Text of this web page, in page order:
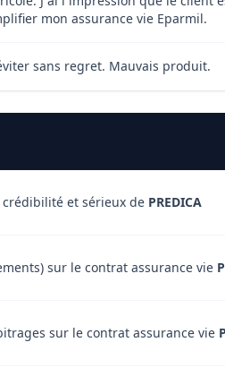
mon assurance vie Eparmil.
sans regret. Mauvais produit.
et sérieux de PREDICA
sur le contrat assurance vie
sur le contrat assurance vie